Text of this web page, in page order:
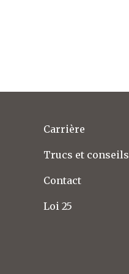
Carrière
Trucs et conseils
Contact
Loi 25